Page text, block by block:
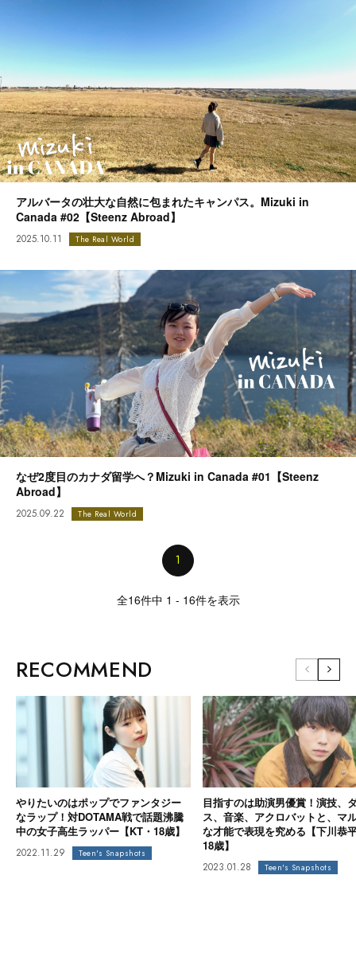
アルバータの壮大な自然に包まれたキャンパス。Mizuki in
Canada #02【Steenz Abroad】
2025.10.11 The Real World
なぜ2度目のカナダ留学へ？Mizuki in Canada #01【Steenz
Abroad】
2025.09.22 The Real World
1
全16件中 1 - 16件を表示
RECOMMEND
やりたいのはポップでファンタジー
なラップ！対DOTAMA戦で話題沸騰
中の女子高生ラッパー【KT・18歳】
2022.11.29 Teen's Snapshots
目指すのは助演男優賞！演技、
ス、音楽、アクロバットと、マ
な才能で表現を究める【下川恭
18歳】
2023.01.28 Teen's Snapshots